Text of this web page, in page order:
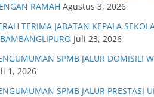
RAMAH Agustus 3, 2026
TERIMA JABATAN KEPALA
Juli 23, 2026
SPMB JALUR DOMISILI
1, 2026
SPMB JALUR PRESTASI